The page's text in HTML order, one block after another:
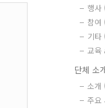
행사
참여
기타
교육
단체 소
소개
주요